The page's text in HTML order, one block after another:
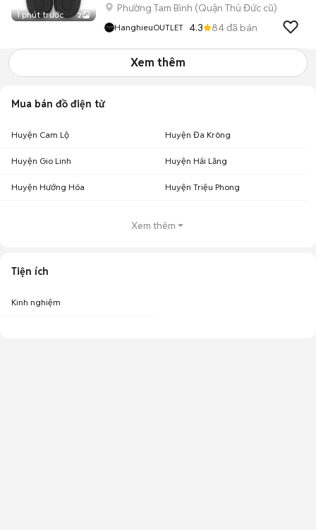
1 phút trước 2
Phường Tam Bình (Quận Thủ Đức cũ)
HanghieuOUTLET 4.3 84đã bán
Xem thêm
Mua bán đồ điện tử
Huyện Cam Lộ Huyện Đa Krông
Huyện Gio Linh Huyện Hải Lăng
Huyện Hướng Hóa Huyện Triệu Phong
Xem thêm
Tiện ích
Kinh nghiệm